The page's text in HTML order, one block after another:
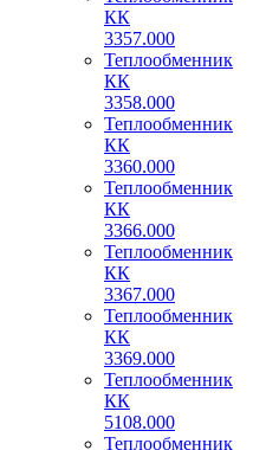
КК
3357.000
Теплообменник
КК
3358.000
Теплообменник
КК
3360.000
Теплообменник
КК
3366.000
Теплообменник
КК
3367.000
Теплообменник
КК
3369.000
Теплообменник
КК
5108.000
Теплообменник